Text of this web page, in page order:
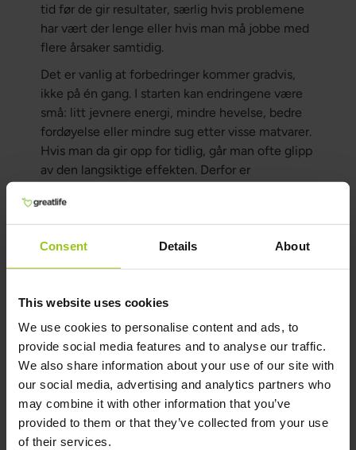
Consent Details About
This website uses cookies
We use cookies to personalise content and ads, to
provide social media features and to analyse our traffic.
We also share information about your use of our site with
our social media, advertising and analytics partners who
may combine it with other information that you’ve
provided to them or that they’ve collected from your use
of their services.
tid før de gir resultater, særlig hvis problemene
har vært der lenge eller hvis man må jobbe med
flere årsaker samtidig.
Det er vanlig at forbedringer kommer gradvis,
ikke på én gang. I starten kan endringene være
små: litt jevnere energi, mindre hevelse, bedre
fordøyelse eller mindre sug etter visse matvarer.
Hvis man da gir opp for tidlig, går man ofte glipp
av den langsiktige effekten. Derfor er
like viktige som selve protokollen.
Slik kan du tenke i stedet
det lurt å tenke mer langsiktig og mindre
ekstremt. Fokuser ikke bare på å fjerne en
matvare eller et symptom, men forsøk å forstå
hele bildet. Et godt opplegg og candida-
protokoll inneholder tydelige kostendringer,
støtte for tarm og restitusjon, søvn og flere
andre råd samt en plan som kan følges over tid.
Det viktigste er å ikke fastne i kortsiktige